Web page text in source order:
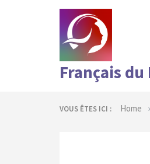
Français
VOUS ÊTES ICI : Home